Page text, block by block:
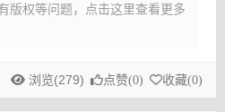
版权等问题，点击这里查看更多
浏览(279) 点赞(0) 收藏(0)